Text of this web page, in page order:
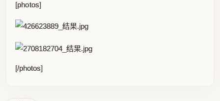
[photos]
[/photos]